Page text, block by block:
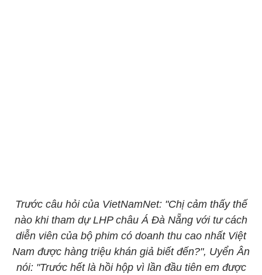
Trước câu hỏi của VietNamNet: "Chị cảm thấy thế
nào khi tham dự LHP châu Á Đà Nẵng với tư cách
diễn viên của bộ phim có doanh thu cao nhất Việt
Nam được hàng triệu khán giả biết đến?", Uyển Ân
nói: "Trước hết là hồi hộp vì lần đầu tiên em được